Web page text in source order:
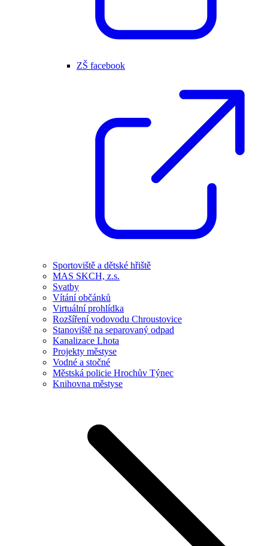
ZŠ facebook
Sportoviště a dětské hřiště
MAS SKCH, z.s.
Svatby
Vítání občánků
Virtuální prohlídka
Rozšíření vodovodu Chroustovice
Stanoviště na separovaný odpad
Kanalizace Lhota
Projekty městyse
Vodné a stočné
Městská policie Hrochův Týnec
Knihovna městyse